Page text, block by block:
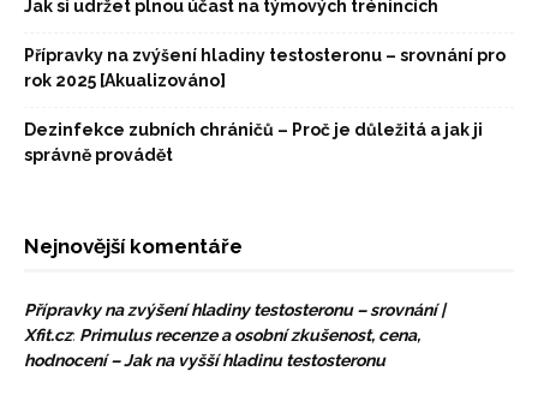
Jak si udržet plnou účast na týmových trénincích
Přípravky na zvýšení hladiny testosteronu – srovnání pro
rok 2025 [Akualizováno]
Dezinfekce zubních chráničů – Proč je důležitá a jak ji
správně provádět
Nejnovější komentáře
Přípravky na zvýšení hladiny testosteronu – srovnání |
Xfit.cz: Primulus recenze a osobní zkušenost, cena,
hodnocení – Jak na vyšší hladinu testosteronu